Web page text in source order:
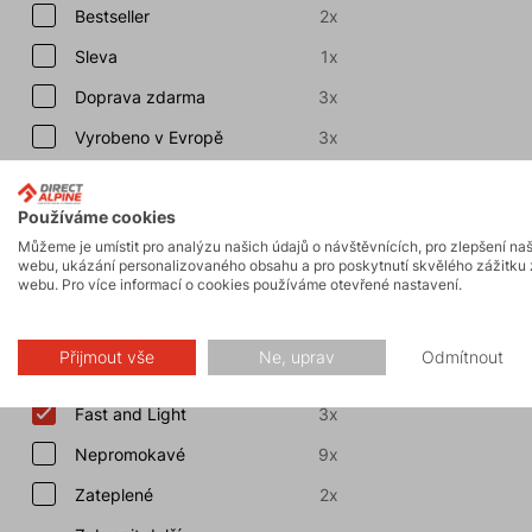
Bestseller
2x
Sleva
1x
Doprava zdarma
3x
Vyrobeno v Evropě
3x
Zobrazit další
Vlastnosti
Větruodolné
31x
Fast and Light
3x
Nepromokavé
9x
Zateplené
2x
Používáme cookies
Můžeme je umístit pro analýzu našich údajů o návštěvnících, pro zlepšení
webu, ukázání personalizovaného obsahu a pro poskytnutí skvělého zážitku
webu. Pro více informací o cookies používáme otevřené nastavení.
Přijmout vše Ne, uprav Odmítnout